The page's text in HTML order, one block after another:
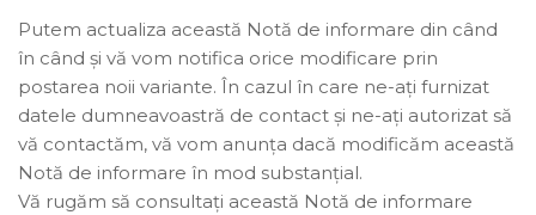
Putem actualiza această Notă de informare din când
în când și vă vom notifica orice modificare prin
postarea noii variante. În cazul în care ne-ați furnizat
datele dumneavoastră de contact și ne-ați autorizat să
vă contactăm, vă vom anunța dacă modificăm această
Notă de informare în mod substanțial.
Vă rugăm să consultați această Notă de informare